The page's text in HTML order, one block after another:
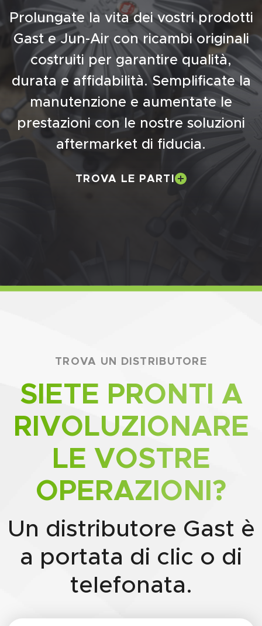
Prolungate la vita dei vostri prodotti
Gast e Jun-Air con ricambi originali
costruiti per garantire qualità,
durata e affidabilità. Semplificate la
manutenzione e aumentate le
prestazioni con le nostre soluzioni
aftermarket di fiducia.
TROVA LE PARTI
TROVA UN DISTRIBUTORE
SIETE PRONTI A
RIVOLUZIONARE
LE VOSTRE
OPERAZIONI?
Un distributore Gast è
a portata di clic o di
telefonata.